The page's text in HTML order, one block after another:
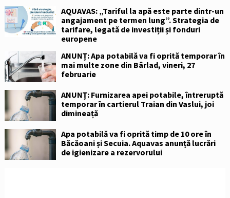
AQUAVAS: „Tariful la apă este parte dintr-un
angajament pe termen lung”. Strategia de
tarifare, legată de investiții și fonduri
europene
ANUNȚ: Apa potabilă va fi oprită temporar în
mai multe zone din Bârlad, vineri, 27
februarie
ANUNȚ: Furnizarea apei potabile, întreruptă
temporar în cartierul Traian din Vaslui, joi
dimineață
Apa potabilă va fi oprită timp de 10 ore în
Băcăoani și Secuia. Aquavas anunță lucrări
de igienizare a rezervorului